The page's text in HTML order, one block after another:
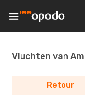
Vluchten van
Retour